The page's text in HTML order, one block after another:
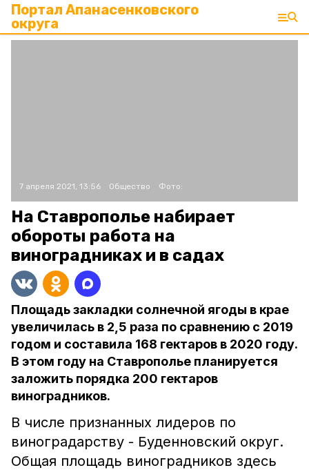
Портал Апанасенковского
округа
7 апреля 2021, 13:56 Общество Фото:
На Ставрополье набирает
обороты работа на
виноградниках и в садах
Площадь закладки солнечной ягоды в крае
увеличилась в 2,5 раза по сравнению с 2019
годом и составила 168 гектаров в 2020 году.
В этом году на Ставрополье планируется
заложить порядка 200 гектаров
виноградников.
В числе признанных лидеров по
виноградарству - Буденновский округ.
Общая площадь виноградников здесь